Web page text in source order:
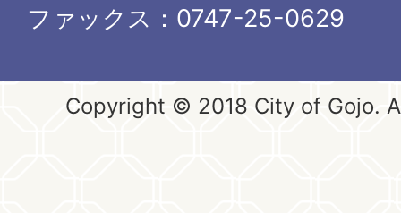
ファックス：0747-25-0629
Copyright © 2018 City of Gojo.